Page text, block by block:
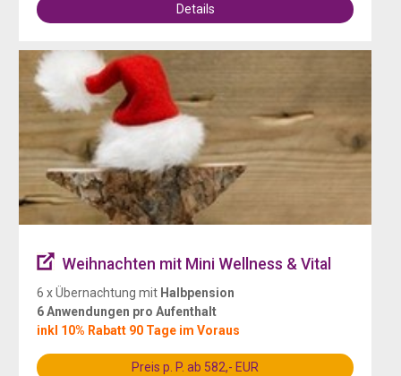
Details
Weihnachten mit Mini Wellness & Vital
6 x Übernachtung mit Halbpension
6 Anwendungen pro Aufenthalt
inkl 10% Rabatt 90 Tage im Voraus
Preis p. P. ab 582,- EUR